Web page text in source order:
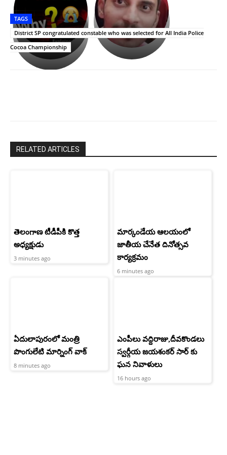
తీర్థం..తులసీదళం
లేకుండా
అసంపూర్ణం
పాన్
ఇండియా
స్టార్
హీరోయిన్‏గా
శ్రీనిధి
భర్తపై
రివెంజ్
తీర్చుకున్న
ఉపాసన..
పాపం
రామ్
TAGS
District SP congratulated constable who was selected for All India Police
Cocoa Championship
RELATED ARTICLES
తెలంగాణ టీడీపీకి కొత్త
అధ్యక్షుడు
3 minutes ago
మార్కండేయ ఆలయంలో
జాతీయ చేనేత దినోత్సవ
కార్యక్రమం
6 minutes ago
ఏదులాపురంలో మంత్రి
పొంగులేటి మార్నింగ్ వాక్
8 minutes ago
ఎంపీలు వద్దిరాజు,దీవకొండలు
స్వర్గీయ జయశంకర్ సార్ కు
ఘన నివాళులు
16 hours ago